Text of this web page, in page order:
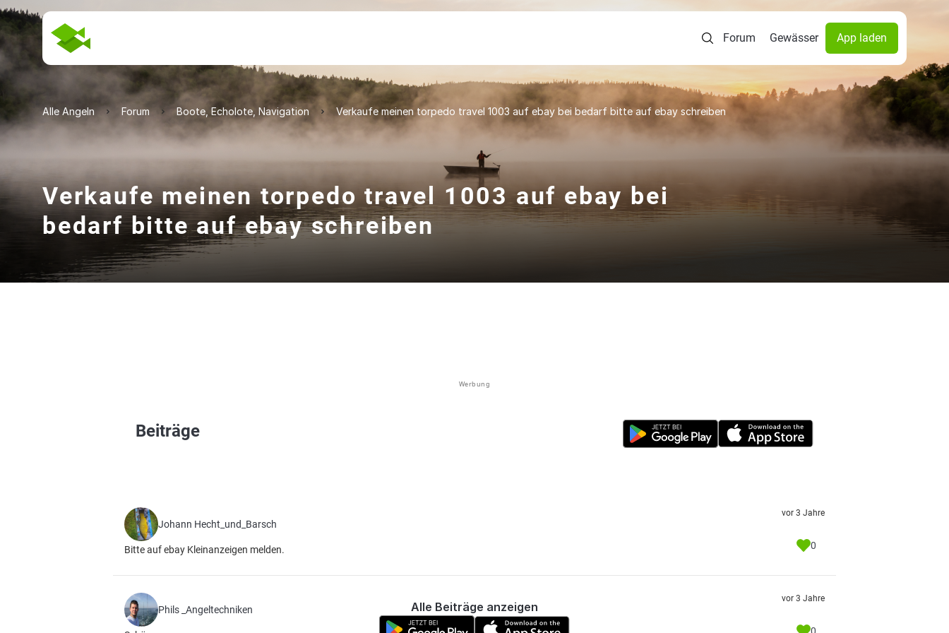
Forum Gewässer App laden
Alle Angeln Forum Boote, Echolote, Navigation Verkaufe meinen torpedo travel 1003 auf ebay bei bedarf bitte auf ebay schreiben
Verkaufe meinen torpedo travel 1003 auf ebay bei
bedarf bitte auf ebay schreiben
Werbung
Beiträge
Johann Hecht_und_Barsch
Bitte auf ebay Kleinanzeigen melden.
vor 3 Jahre
0
Phils _Angeltechniken
vor 3 Jahre
Alle Beiträge anzeigen